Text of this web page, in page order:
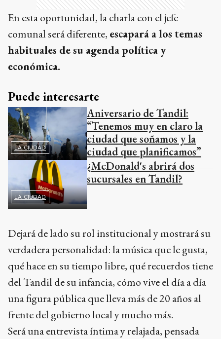
En esta oportunidad, la charla con el jefe
comunal será diferente, escapará a los temas
habituales de su agenda política y
económica.
Puede interesarte
LA CIUDAD
Aniversario de Tandil:
“Tenemos muy en claro la
ciudad que soñamos y la
ciudad que planificamos”
LA CIUDAD
¿McDonald's abrirá dos
sucursales en Tandil?
Dejará de lado su rol institucional y mostrará su
verdadera personalidad: la música que le gusta,
qué hace en su tiempo libre, qué recuerdos tiene
del Tandil de su infancia, cómo vive el día a día
una figura pública que lleva más de 20 años al
frente del gobierno local y mucho más.
Será una entrevista íntima y relajada, pensada